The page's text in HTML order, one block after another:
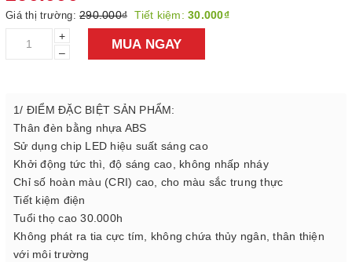
Giá thị trường: 290.000₫ Tiết kiệm: 30.000₫
+
–
MUA NGAY
1/ ĐIỂM ĐẶC BIỆT SẢN PHẨM:
Thân đèn bằng nhựa ABS
Sử dụng chip LED hiệu suất sáng cao
Khởi động tức thì, độ sáng cao, không nhấp nháy
Chỉ số hoàn màu (CRI) cao, cho màu sắc trung thực
Tiết kiệm điện
Tuổi thọ cao 30.000h
Không phát ra tia cực tím, không chứa thủy ngân, thân thiện
với môi trường